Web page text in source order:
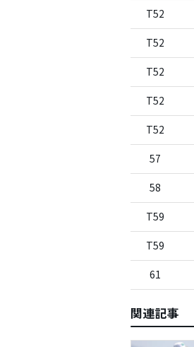
T52
T52
T52
T52
T52
57
58
T59
T59
61
関連記事